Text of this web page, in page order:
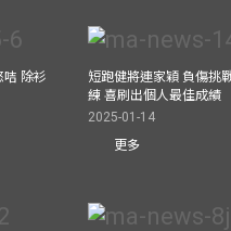
咭 除衫
短跑健將連家穎 負傷挑
練 喜刷出個人最佳成績
2025-01-14
更多